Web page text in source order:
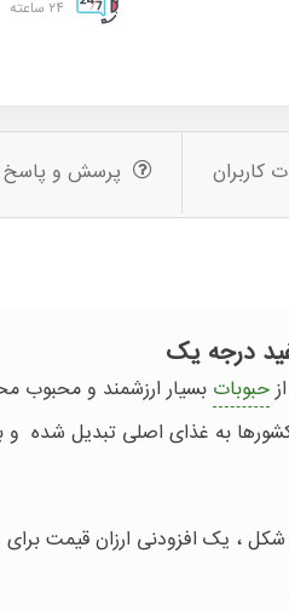
۲۴ ساعته
کاربران پرسش و پاسخ
درجه یک
حبوبات بسیار ارزشمند و محبوب
به غذای اصلی تبدیل شده و
شکل ، یک افزودنی ارزان قیمت